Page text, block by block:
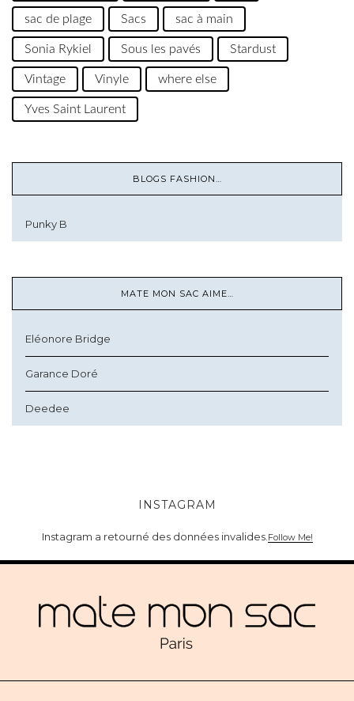
sac de plage Sacs sac à main
Sonia Rykiel Sous les pavés Stardust
Vintage Vinyle where else
Yves Saint Laurent
BLOGS FASHION…
Punky B
MATE MON SAC AIME…
Eléonore Bridge
Garance Doré
Deedee
INSTAGRAM
Instagram a retourné des données invalides. Follow Me!